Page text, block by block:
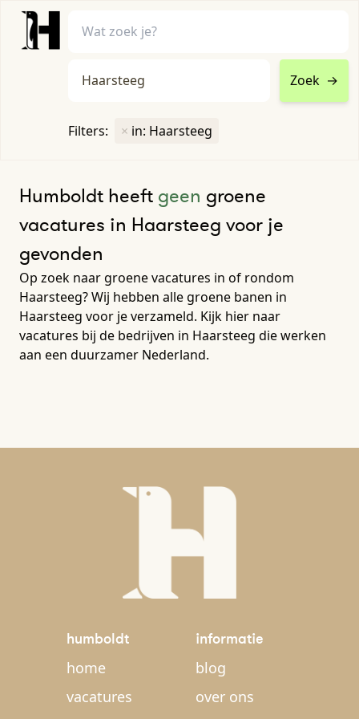
Zoek →
Filters: × in: Haarsteeg
Humboldt heeft geen groene
vacatures in Haarsteeg voor je
gevonden
Op zoek naar groene vacatures in of rondom
Haarsteeg? Wij hebben alle groene banen in
Haarsteeg voor je verzameld. Kijk hier naar
vacatures bij de bedrijven in Haarsteeg die werken
aan een duurzamer Nederland.
humboldt
home
vacatures
informatie
blog
over ons